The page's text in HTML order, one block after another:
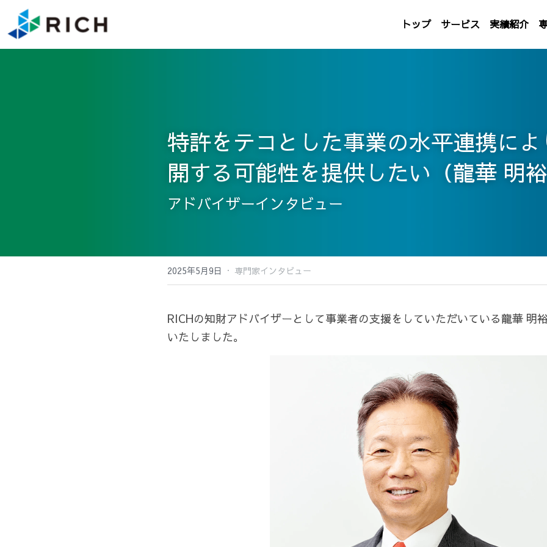
トップ サービス 実績紹介
特許をテコとした事業の水平連携に
開する可能性を提供したい（龍華 明裕
アドバイザーインタビュー
2025年5月9日 · 専門家インタビュー
RICHの知財アドバイザーとして事業者の支援をしていただいている龍華 明
いたしました。